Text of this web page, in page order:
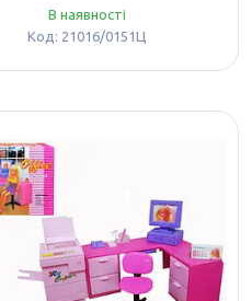
В наявності
21016/0151Ц